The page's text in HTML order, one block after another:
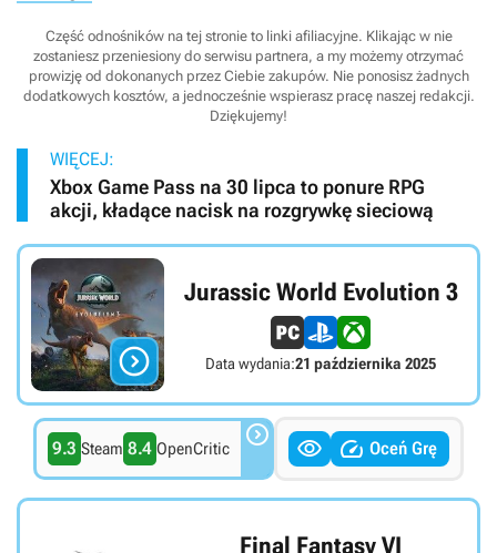
Część odnośników na tej stronie to linki afiliacyjne. Klikając w nie
zostaniesz przeniesiony do serwisu partnera, a my możemy otrzymać
prowizję od dokonanych przez Ciebie zakupów. Nie ponosisz żadnych
dodatkowych kosztów, a jednocześnie wspierasz pracę naszej redakcji.
Dziękujemy!
WIĘCEJ:
Xbox Game Pass na 30 lipca to ponure RPG
akcji, kładące nacisk na rozgrywkę sieciową

Jurassic World Evolution 3
Data wydania:21 października 2025
9.3 Steam 8.4 OpenCritic    Oceń Grę
Final Fantasy VI